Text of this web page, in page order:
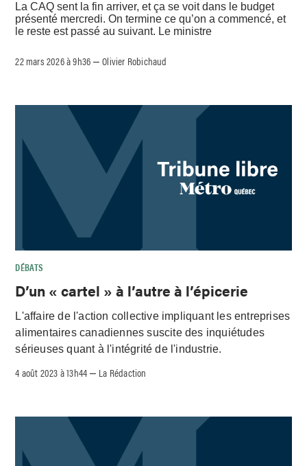
La CAQ sent la fin arriver, et ça se voit dans le budget
présenté mercredi. On termine ce qu’on a commencé, et
le reste est passé au suivant. Le ministre
22 mars 2026 à 9h36 –Olivier Robichaud
DÉBATS
D’un « cartel » à l’autre à l’épicerie
L'affaire de l'action collective impliquant les entreprises
alimentaires canadiennes suscite des inquiétudes
sérieuses quant à l'intégrité de l'industrie.
4 août 2023 à 13h44 – La Rédaction